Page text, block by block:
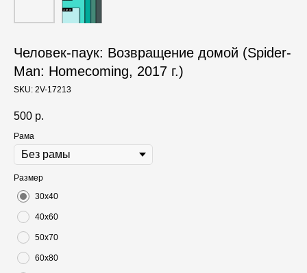
Человек-паук: Возвращение домой (Spider-
Man: Homecoming, 2017 г.)
SKU: 2V-17213
500 р.
Рама
Размер
30х40
40х60
50х70
60х80